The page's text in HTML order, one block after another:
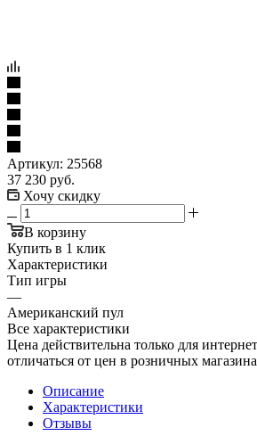
Артикул: 25568
37 230 руб.
Хочу скидку
В корзину
Купить в 1 клик
Характеристики
Тип игры
—
Американский пул
Все характеристики
Цена действительна только для
отличаться от цен в розничных
Описание
Характеристики
Отзывы